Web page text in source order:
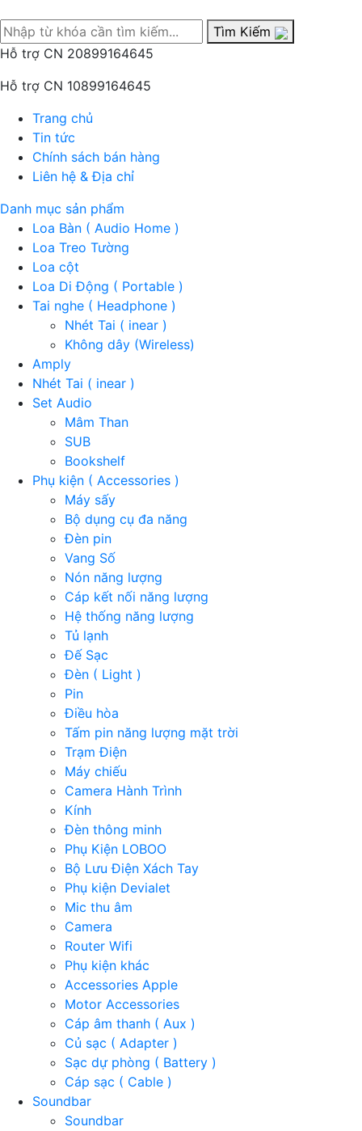
Tìm Kiếm
Hỗ trợ CN 20899164645
Hỗ trợ CN 10899164645
Trang chủ
Tin tức
Chính sách bán hàng
Liên hệ & Địa chỉ
Danh mục sản phẩm
Loa Bàn ( Audio Home )
Loa Treo Tường
Loa cột
Loa Di Động ( Portable )
Tai nghe ( Headphone )
Nhét Tai ( inear )
Không dây (Wireless)
Amply
Nhét Tai ( inear )
Set Audio
Mâm Than
SUB
Bookshelf
Phụ kiện ( Accessories )
Máy sấy
Bộ dụng cụ đa năng
Đèn pin
Vang Số
Nón năng lượng
Cáp kết nối năng lượng
Hệ thống năng lượng
Tủ lạnh
Đế Sạc
Đèn ( Light )
Pin
Điều hòa
Tấm pin năng lượng mặt trời
Trạm Điện
Máy chiếu
Camera Hành Trình
Kính
Đèn thông minh
Phụ Kiện LOBOO
Bộ Lưu Điện Xách Tay
Phụ kiện Devialet
Mic thu âm
Camera
Router Wifi
Phụ kiện khác
Accessories Apple
Motor Accessories
Cáp âm thanh ( Aux )
Củ sạc ( Adapter )
Sạc dự phòng ( Battery )
Cáp sạc ( Cable )
Soundbar
Soundbar